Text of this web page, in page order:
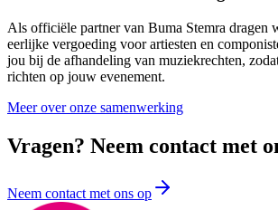
Als officiële partner van Buma Stemra dragen
eerlijke vergoeding voor artiesten en
jou bij de afhandeling van muziekrechten,
richten op jouw evenement.
Meer over onze samenwerking
Vragen? Neem contact met
Neem contact met ons op